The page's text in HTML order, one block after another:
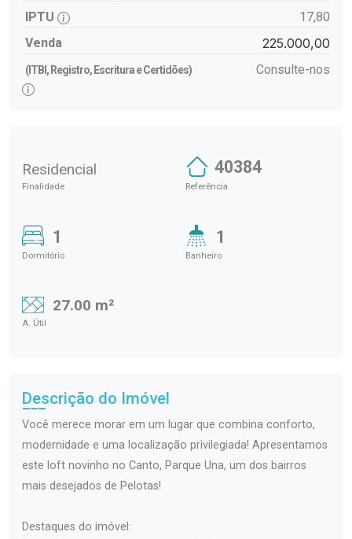
IPTU
17,80
Venda
225.000,00
(ITBI, Registro, Escritura e Certidões) Consulte-nos
Residencial
Finalidade
40384
Referência
1
Dormitório
1
Banheiro
27.00 m²
A. Útil
Descrição do Imóvel
Você merece morar em um lugar que combina conforto,
modernidade e uma localização privilegiada! Apresentamos
este loft novinho no Canto, Parque Una, um dos bairros
mais desejados de Pelotas!
Destaques do imóvel: